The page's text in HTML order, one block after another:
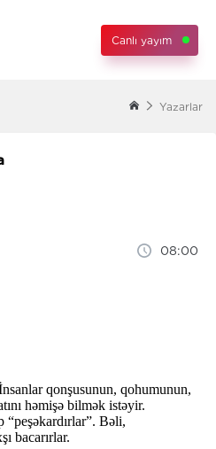
Canlı yayım
Yazarlar
08:00
qonşusunun, qohumunun,
həmişə bilmək istəyir.
“peşəkardırlar”. Bəli,
bacarırlar.